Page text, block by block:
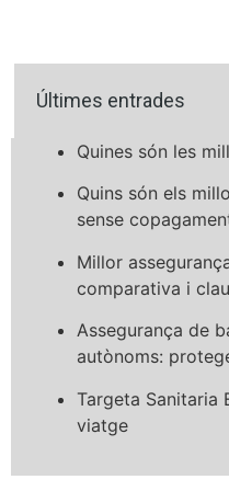
Últimes entrades
Quines són les
Quins són els
sense
Millor
comparativa i
Assegurança de
autònoms:
Targeta Sanitaria
viatge